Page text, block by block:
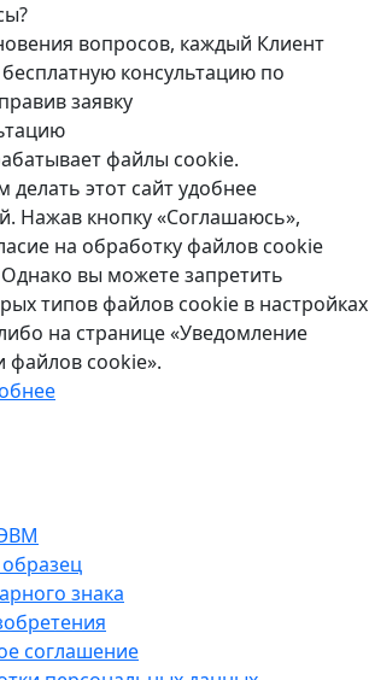
вопросов, каждый Клиент
консультацию по
заявку
файлы cookie.
этот сайт удобнее
Нажав кнопку «Соглашаюсь»,
на обработку файлов cookie
вы можете запретить
типов файлов cookie в настройках
на странице «Уведомление
файлов cookie».
знака
соглашение